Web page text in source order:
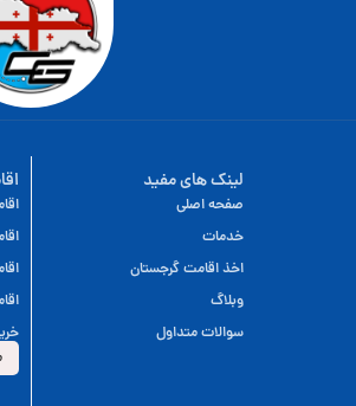
لینک های مفید
صفحه اصلی
خدمات
اخذ اقامت گرجستان
وبلاگ
سوالات متداول